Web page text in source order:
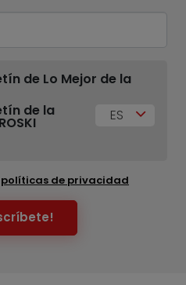
de Lo Mejor de la
de la
ES
políticas de privacidad